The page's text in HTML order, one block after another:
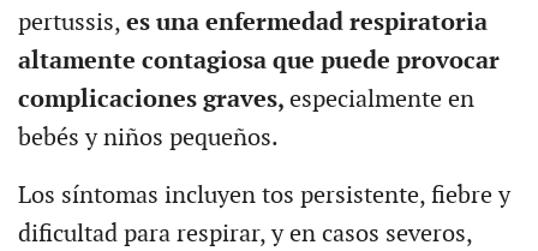
pertussis, es una enfermedad respiratoria
altamente contagiosa que puede provocar
complicaciones graves, especialmente en
bebés y niños pequeños.
Los síntomas incluyen tos persistente, fiebre y
dificultad para respirar, y en casos severos,